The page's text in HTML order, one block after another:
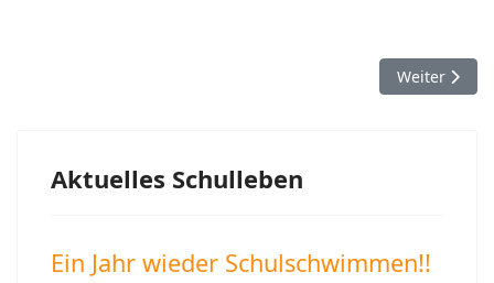
Nächster
Weiter
Aktuelles Schulleben
Ein Jahr wieder Schulschwimmen!!